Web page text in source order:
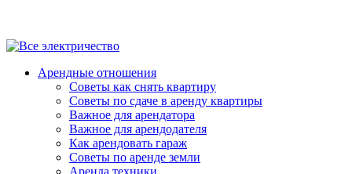
Арендные отношения
Советы как снять квартиру
Советы по сдаче в аренду квартиры
Важное для арендатора
Важное для арендодателя
Как арендовать гараж
Советы по аренде земли
Аренда техники